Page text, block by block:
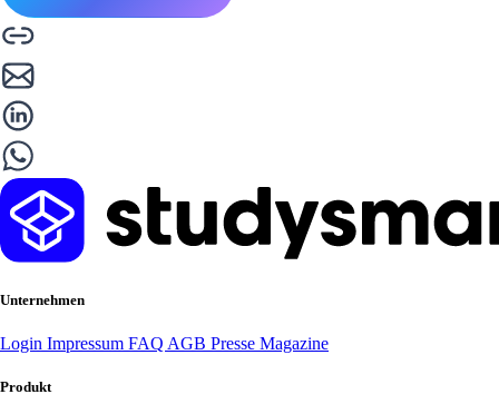
Unternehmen
Login Impressum FAQ AGB Presse Magazine
Produkt